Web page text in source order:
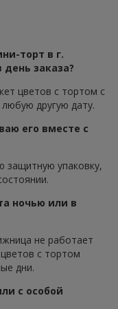
торт в г.
заказа?
цветов с тортом с
другую дату.
его вместе с
защитную упаковку,
ночью или в
не работает
с тортом
дни.
с особой